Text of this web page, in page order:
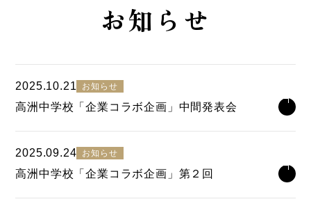
お知らせ
2025.10.21 お知らせ
高洲中学校「企業コラボ企画」中間発表会
2025.09.24 お知らせ
高洲中学校「企業コラボ企画」第２回